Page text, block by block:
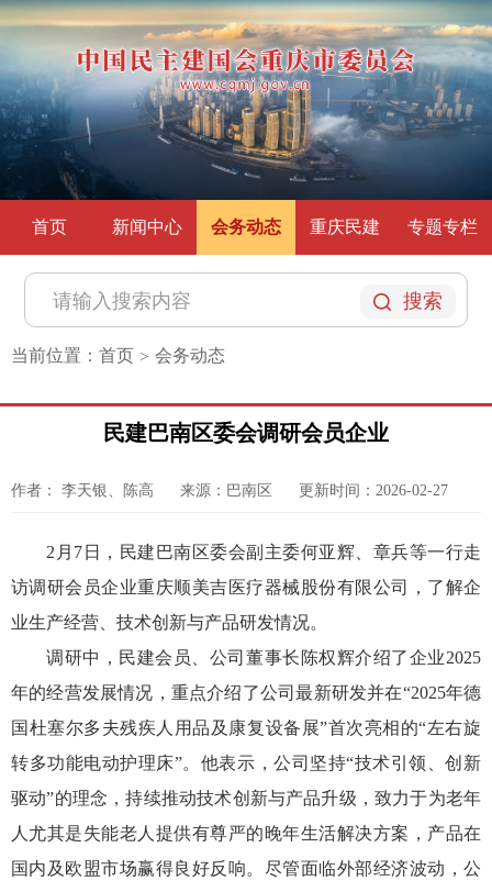
首页 新闻中心 会务动态 重庆民建 专题专栏
搜索
当前位置： 首页 > 会务动态
民建巴南区委会调研会员企业
作者： 李天银、陈高 来源：巴南区 更新时间：2026-02-27
2月7日，民建巴南区委会副主委何亚辉、章兵等一行走
访调研会员企业重庆顺美吉医疗器械股份有限公司，了解企
业生产经营、技术创新与产品研发情况。
调研中，民建会员、公司董事长陈权辉介绍了企业2025
年的经营发展情况，重点介绍了公司最新研发并在“2025年德
国杜塞尔多夫残疾人用品及康复设备展”首次亮相的“左右旋
转多功能电动护理床”。他表示，公司坚持“技术引领、创新
驱动”的理念，持续推动技术创新与产品升级，致力于为老年
人尤其是失能老人提供有尊严的晚年生活解决方案，产品在
国内及欧盟市场赢得良好反响。尽管面临外部经济波动，公